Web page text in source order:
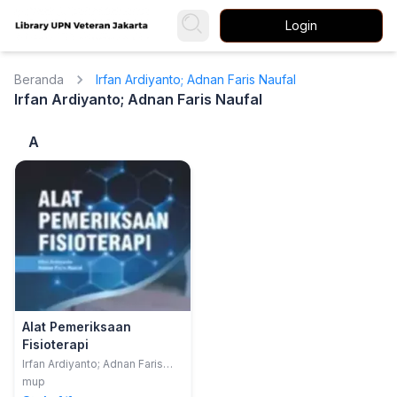
Login
Beranda Irfan Ardiyanto; Adnan Faris Naufal
Irfan Ardiyanto; Adnan Faris Naufal
A
Alat Pemeriksaan
Fisioterapi
Irfan Ardiyanto; Adnan Faris
Naufal
mup